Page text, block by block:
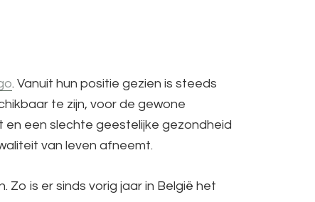
. Vanuit hun positie gezien is steeds
te zijn, voor de gewone
en een slechte geestelijke gezondheid
van leven afneemt.
is er sinds vorig jaar in België het